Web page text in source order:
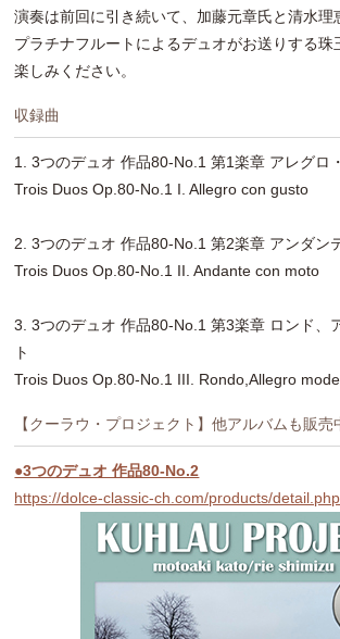
演奏は前回に引き続いて、加藤元章氏と清水理
プラチナフルートによるデュオがお送りする珠
楽しみください。
収録曲
1. 3つのデュオ 作品80-No.1 第1楽章 アレグロ
Trois Duos Op.80-No.1 I. Allegro con gusto
2. 3つのデュオ 作品80-No.1 第2楽章 アンダン
Trois Duos Op.80-No.1 II. Andante con moto
3. 3つのデュオ 作品80-No.1 第3楽章 ロンド、
ト
Trois Duos Op.80-No.1 III. Rondo,Allegro
【クーラウ・プロジェクト】他アルバムも販売
●3つのデュオ 作品80-No.2
https://dolce-classic-ch.com/products/